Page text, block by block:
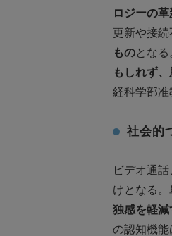
ロジーの
更新や接
ものとな
もしれず、
経科学部准
社会的
ビデオ通
けとなる
独感を軽
の認知機能